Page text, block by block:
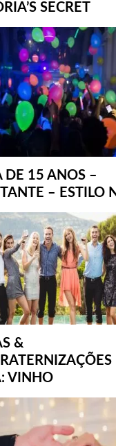
SECRET
DE 15 ANOS –
– ESTILO
&
VINHO